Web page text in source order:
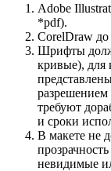
Adobe
*pdf).
CorelDraw до
Шрифты
кривые), для
требуют
и сроки
В макете не
невидимые